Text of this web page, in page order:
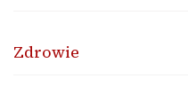
Zdrowie